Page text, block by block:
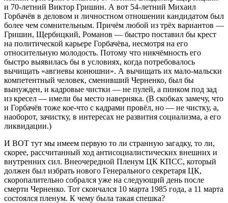
и 70-летний Виктор Гришин. А вот 54-летний Михаил
Горбачёв в деловом и личностном отношении кандидатом был
более чем сомнительным. Причём любой из трёх вариантов —
Гришин, Щербицкий, Романов — быстро поставил бы крест
на политической карьере Горбачёва, несмотря на его
относительную молодость. Потому что никчёмность его
быстро выявилась бы в условиях, когда потребовалось
вычищать «авгиевы конюшни». А вычищать их мало-мальски
компетентный человек, сменивший Черненко, был бы
вынужден, и кадровые чистки — не пулей, а пинком под зад
из кресел — имели бы место наверняка. (В скобках замечу, что
и Горбачёв тоже кое-что с кадрами провёл, но — не чистку, а,
наоборот, зачистку, в интересах не развития социализма, а его
ликвидации.)
И ВОТ тут мы имеем первую то ли странную загадку, то ли,
скорее, рассчитанный ход антисоциалистических внешних и
внутренних сил. Внеочередной Пленум ЦК КПСС, который
должен был избрать нового Генерального секретаря ЦК,
скоропалительно собрался уже на следующий день после
смерти Черненко. Тот скончался 10 марта 1985 года, а 11 марта
состоялся пленум. К чему была такая спешка?